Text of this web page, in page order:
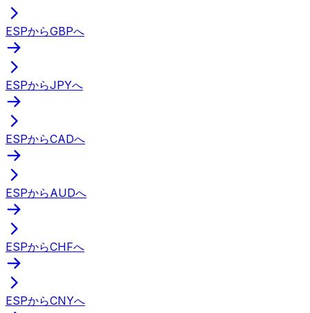
ESPからGBPへ
ESPからJPYへ
ESPからCADへ
ESPからAUDへ
ESPからCHFへ
ESPからCNYへ